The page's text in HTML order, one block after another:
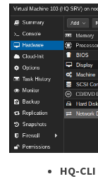
HQ-CLI